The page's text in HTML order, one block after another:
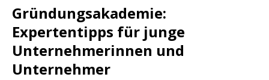
Gründungsakademie:
Expertentipps für junge
Unternehmerinnen und
Unternehmer